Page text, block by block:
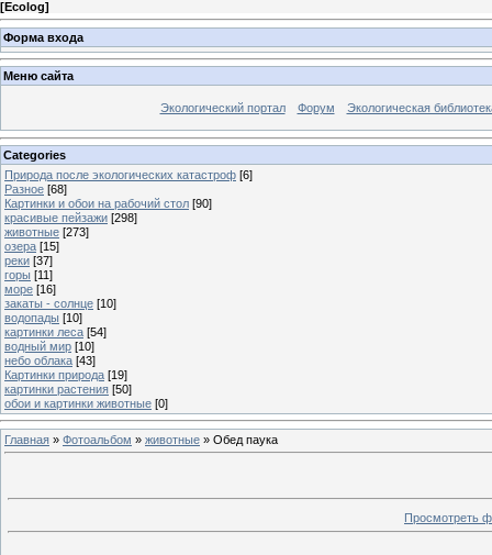
[Ecolog]
Форма входа
Меню сайта
Экологический портал Форум Экологическая
Categories
Природа после экологических катастроф [6]
Разное [68]
Картинки и обои на рабочий стол [90]
красивые пейзажи [298]
животные [273]
озера [15]
реки [37]
горы [11]
море [16]
закаты - солнце [10]
водопады [10]
картинки леса [54]
водный мир [10]
небо облака [43]
Картинки природа [19]
картинки растения [50]
обои и картинки животные [0]
Главная » Фотоальбом » животные » Обед паука
Просмотреть